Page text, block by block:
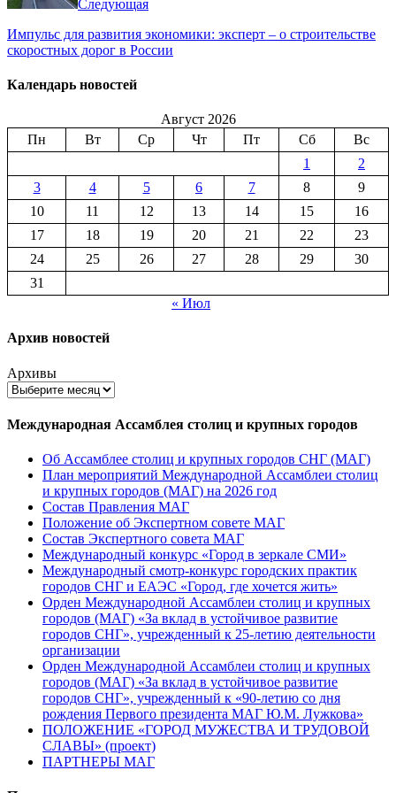
Следующая
Импульс для развития экономики: эксперт – о строительстве
скоростных дорог в России
Календарь новостей
Август 2026
Пн
Вт Ср Чт Пт Сб
Вс
1
2
3
4 5 6 7 8
9
10
11 12 13 14 15
16
17
18 19 20 21 22
23
24
25 26 27 28 29
30
31
« Июл
Архив новостей
Архивы
Международная Ассамблея столиц и крупных городов
Об Ассамблее столиц и крупных городов СНГ (МАГ)
План мероприятий Международной Ассамблеи столиц
и крупных городов (МАГ) на 2026 год
Состав Правления МАГ
Положение об Экспертном совете МАГ
Состав Экспертного совета МАГ
Международный конкурс «Город в зеркале СМИ»
Международный смотр-конкурс городских практик
городов СНГ и ЕАЭС «Город, где хочется жить»
Орден Международной Ассамблеи столиц и крупных
городов (МАГ) «За вклад в устойчивое развитие
городов СНГ», учрежденный к 25-летию деятельности
организации
Орден Международной Ассамблеи столиц и крупных
городов (МАГ) «За вклад в устойчивое развитие
городов СНГ», учрежденный к «90-летию со дня
рождения Первого президента МАГ Ю.М. Лужкова»
ПОЛОЖЕНИЕ «ГОРОД МУЖЕСТВА И ТРУДОВОЙ
СЛАВЫ» (проект)
ПАРТНЕРЫ МАГ